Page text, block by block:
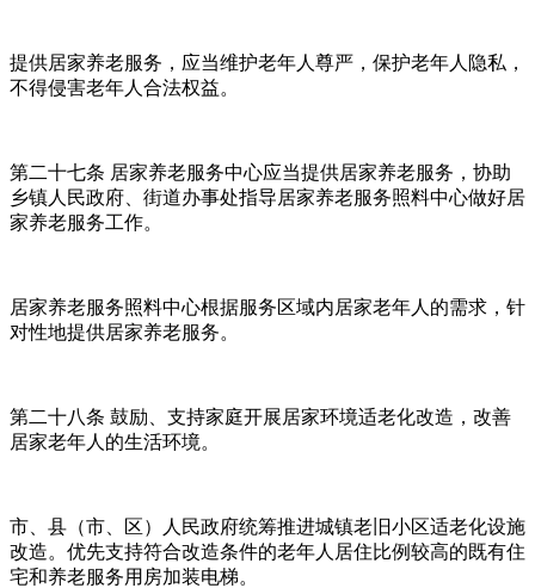
提供居家养老服务，应当维护老年人尊严，保护老年人隐私，
不得侵害老年人合法权益。
第二十七条 居家养老服务中心应当提供居家养老服务，协助
乡镇人民政府、街道办事处指导居家养老服务照料中心做好居
家养老服务工作。
居家养老服务照料中心根据服务区域内居家老年人的需求，针
对性地提供居家养老服务。
第二十八条 鼓励、支持家庭开展居家环境适老化改造，改善
居家老年人的生活环境。
市、县（市、区）人民政府统筹推进城镇老旧小区适老化设施
改造。优先支持符合改造条件的老年人居住比例较高的既有住
宅和养老服务用房加装电梯。